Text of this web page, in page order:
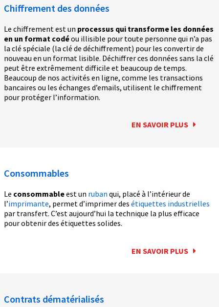
Chiffrement des données
Le chiffrement est un processus qui transforme les données
en un format codéou illisible pour toute personne qui n’a pas
la clé spéciale (la clé de déchiffrement) pour les convertir de
nouveau en un format lisible. Déchiffrer ces données sans la clé
peut être extrêmement difficile et beaucoup de temps.
Beaucoup de nos activités en ligne, comme les transactions
bancaires ou les échanges d’emails, utilisent le chiffrement
pour protéger l’information.
EN SAVOIR PLUS
Consommables
Le consommableest un ruban qui, placé à l’intérieur de
l’imprimante, permet d’imprimer des étiquettes industrielles
par transfert. C’est aujourd’hui la technique la plus efficace
pour obtenir des étiquettes solides.
EN SAVOIR PLUS
Contrats dématérialisés